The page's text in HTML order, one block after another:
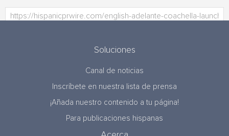
Soluciones
Canal de noticias
Inscríbete en nuestra lista de prensa
¡Añada nuestro contenido a tu página!
Para publicaciones hispanas